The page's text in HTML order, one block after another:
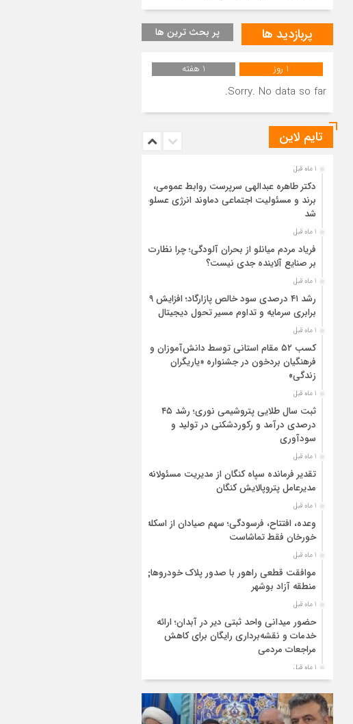
پربازدید ها پر بحث ترین ها
1 روز 1 هفته
Sorry. No data so far.
تایم لاین
1 ماه قبل
دکتر طاهره عبدالهی سرپرست روابط عمومی،
برند و مسئولیت اجتماعی دماوند انرژی عسلویه
شد
1 ماه قبل
فریاد مردم میانلو از بحران آلودگی؛ چرا نظارت
بر صنایع آلاینده جدی نیست؟
1 ماه قبل
رشد ۴۱ درصدی سود خالص پازارگاد؛ افزایش ۹
برابری سرمایه و تداوم مسیر تحول دیجیتال
1 ماه قبل
کسب ۵۲ مقام استانی توسط دانش‌آموزان و
فرهنگیان بردخون در جشنواره «یاریگران
زندگی»
1 ماه قبل
ثبت سال طلایی پتروشیمی نوری؛ رشد ۴۵
درصدی درآمد و رکوردشکنی در تولید و
سودآوری
1 ماه قبل
تقدیر فرمانده سپاه کنگان از مدیریت مسئولانه
مدیرعامل پتروپالایش کنگان
1 ماه قبل
وعده، افتتاح، فرسودگی؛ سهم صیادان از اسکله
خورخان فقط تماشاست
1 ماه قبل
موافقت قطعی راهور با صدور پلاک خودروهای
منطقه آزاد بوشهر
1 ماه قبل
حضور میدانی واحد ثبتی دیر در آبدان؛ ارائه
خدمات و نقشه‌برداری رایگان برای کاهش
مراجعات مردمی
1 ماه قبل
بوشهر منصوب شد
1 ماه قبل